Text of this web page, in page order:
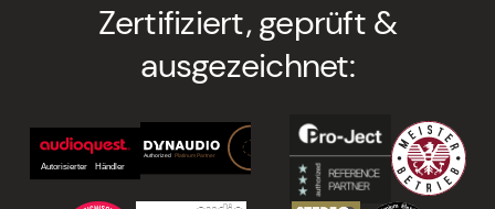
Zertifiziert, geprüft &
ausgezeichnet: